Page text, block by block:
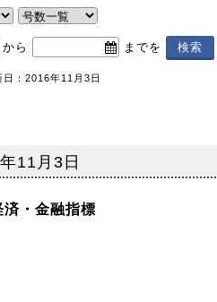
から までを
：2016年11月3日
11月3日
・金融指標